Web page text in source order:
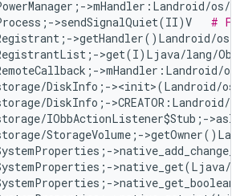
>mHandler:Landroid/
>sendSignalQuiet(II)V #
>getHandler()Landroid/
RegistrantList;->get(I)Ljava/lang/
DiskInfo;-><init>(Landroid/
DiskInfo;-
IObbActionListener$Stub;-
StorageVolume;-